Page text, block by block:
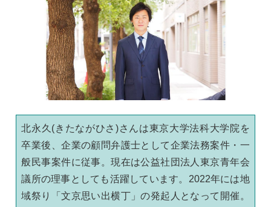
北永久(きたながひさ)さんは東京大学法科大学院を
卒業後、企業の顧問弁護士として企業法務案件・一
般民事案件に従事。現在は公益社団法人東京青年会
議所の理事としても活躍しています。2022年には地
域祭り「文京思い出横丁」の発起人となって開催。